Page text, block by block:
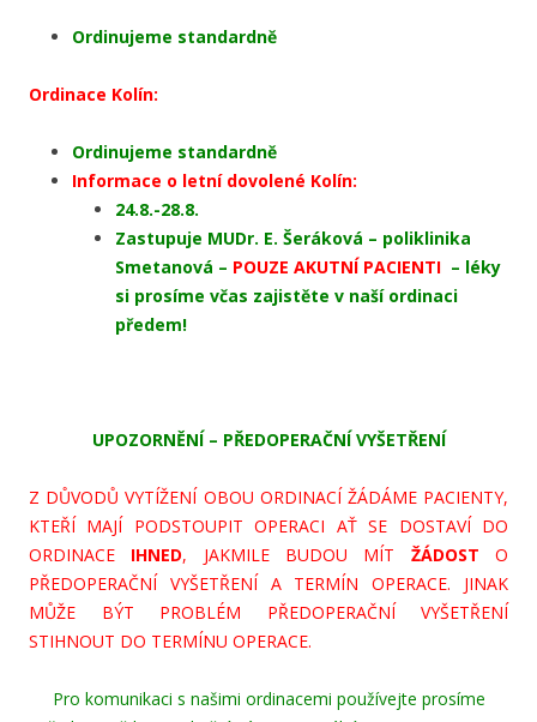
Ordinujeme standardně
Ordinace Kolín:
Ordinujeme standardně
Informace o letní dovolené Kolín:
24.8.-28.8.
Zastupuje MUDr. E. Šeráková – poliklinika
Smetanová – POUZE AKUTNÍ PACIENTI – léky
si prosíme včas zajistěte v naší ordinaci
předem!
UPOZORNĚNÍ – PŘEDOPERAČNÍ VYŠETŘENÍ
Z DŮVODŮ VYTÍŽENÍ OBOU ORDINACÍ ŽÁDÁME PACIENTY,
KTEŘÍ MAJÍ PODSTOUPIT OPERACI AŤ SE DOSTAVÍ DO
ORDINACE IHNED, JAKMILE BUDOU MÍT ŽÁDOST O
PŘEDOPERAČNÍ VYŠETŘENÍ A TERMÍN OPERACE. JINAK
MŮŽE BÝT PROBLÉM PŘEDOPERAČNÍ VYŠETŘENÍ
STIHNOUT DO TERMÍNU OPERACE.
Pro komunikaci s našimi ordinacemi používejte prosíme